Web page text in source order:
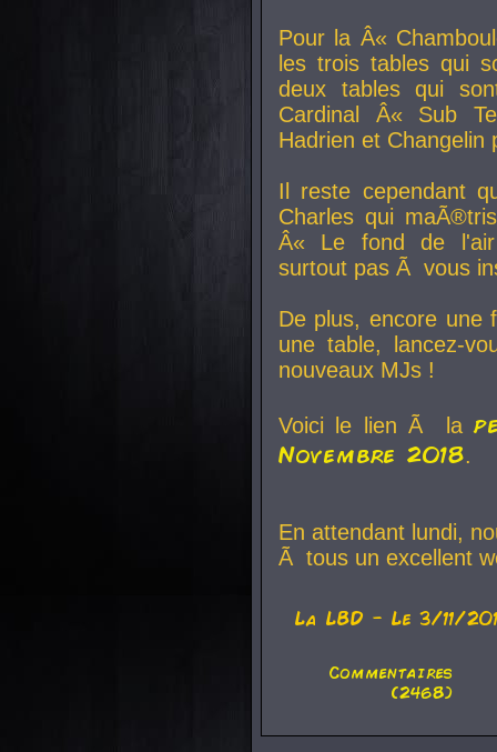
Pour la Â«
les trois tables qui
deux tables qui
Cardinal
Â« Sub
Hadrien et Changelin
Il reste cependant
Charles qui
Â« Le fond de
surtout pas Ã vous
De plus, encore une
une table, lancez-
nouveaux MJs !
Voici le lien Ã la
Novembre 2018.
En attendant lundi,
Ã tous un excellent
La LBD - Le 3/11/
Commentaires
(2468)